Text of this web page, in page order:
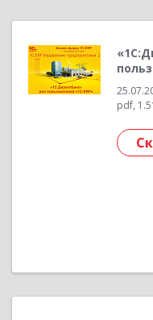
pdf,